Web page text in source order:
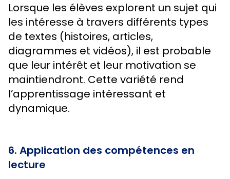
Lorsque les élèves explorent un sujet qui
les intéresse à travers différents types
de textes (histoires, articles,
diagrammes et vidéos), il est probable
que leur intérêt et leur motivation se
maintiendront. Cette variété rend
l’apprentissage intéressant et
dynamique.
6. Application des compétences en
lecture